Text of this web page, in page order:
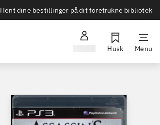
Hent dine bestillinger på dit foretrukne bibliotek
Husk Menu